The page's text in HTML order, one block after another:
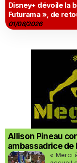
Disney+ dévoile la
Futurama », de
01/08/2026
Allison Pineau
ambassadrice
« Merci